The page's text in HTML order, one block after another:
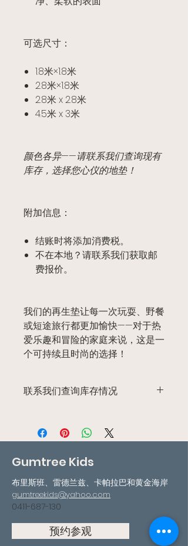
可选尺寸：
1.8米×1.8米
2.8米×1.8米
2.8米 x 2.8米
4.5米 x 3米
颜色各异——请联系我们查询现有
库存，选择您心仪的地垫！
附加信息：
结账时将添加消费税。
不在本地？请联系我们获取邮
费报价。
我们的再生垫让每一次玩耍、野餐
或短途旅行都更加愉快——对于热
爱乐趣和冒险的家庭来说，这是一
个可持续且时尚的选择！
联系我们查询库存情况
我们，看看我们目前有哪些库存。
Gumtree Kids
布里斯班、雷德兰兹、卡帕拉巴和黄金海岸
gumtreekids@yahoo.com
0411-687-130
预约参观